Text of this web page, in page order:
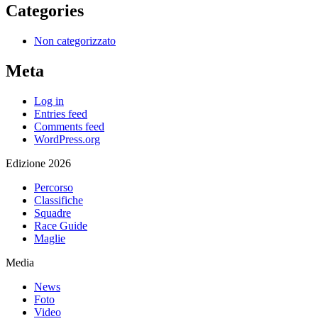
Categories
Non categorizzato
Meta
Log in
Entries feed
Comments feed
WordPress.org
Edizione 2026
Percorso
Classifiche
Squadre
Race Guide
Maglie
Media
News
Foto
Video